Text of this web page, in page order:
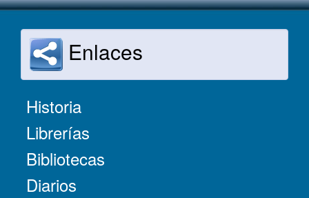
Enlaces
Historia
Librerías
Bibliotecas
Diarios